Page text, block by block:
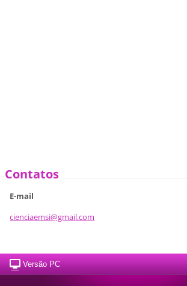
Contatos
E-mail
cienciaemsi@gmail.com
Versão PC